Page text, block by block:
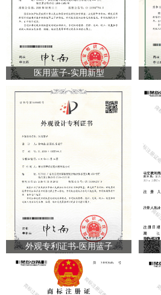
医用蓝子-实用新型
外观专利证书-医用蓝子